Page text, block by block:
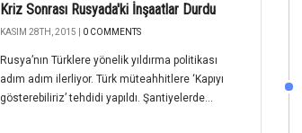
Kriz Sonrası Rusyada'ki İnşaatlar Durdu
KASIM 28TH, 2015 | 0 COMMENTS
Rusya’nın Türklere yönelik yıldırma politikası
adım adım ilerliyor. Türk müteahhitlere ‘Kapıyı
gösterebiliriz’ tehdidi yapıldı. Şantiyelerde...